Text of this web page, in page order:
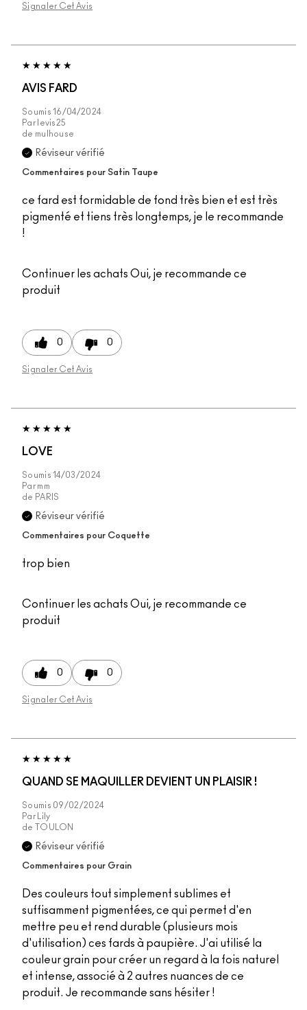
Signaler Cet Avis
AVIS FARD
Soumis16/04/2024
Par levis25
de mulhouse
Réviseur vérifié
Commentaires pour Satin Taupe
ce fard est formidable de fond très bien et est très
pigmenté et tiens très longtemps, je le recommande
!
Continuer les achats Oui, je recommande ce
produit
0 0
Signaler Cet Avis
LOVE
Soumis14/03/2024
Par mm
de PARIS
Réviseur vérifié
Commentaires pour Coquette
trop bien
Continuer les achats Oui, je recommande ce
produit
0 0
Signaler Cet Avis
QUAND SE MAQUILLER DEVIENT UN PLAISIR !
Soumis 09/02/2024
Par
Lily
de
TOULON
Réviseur vérifié
Commentaires pour Grain
Des couleurs tout simplement sublimes et
suffisamment pigmentées, ce qui permet d'en
mettre peu et rend durable (plusieurs mois
d'utilisation) ces fards à paupière. J'ai utilisé la
couleur grain pour créer un regard à la fois naturel
et intense, associé à 2 autres nuances de ce
produit. Je recommande sans hésiter !